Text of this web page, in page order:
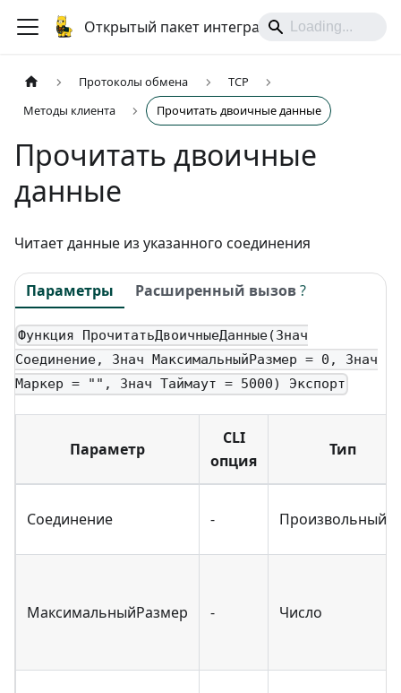
Открытый пакет интеграций
Протоколы обмена
TCP
Методы клиента
Прочитать двоичные данные
Прочитать двоичные
данные
Читает данные из указанного соединения
Параметры Расширенный вызов?
Функция ПрочитатьДвоичныеДанные(Знач
Соединение, Знач МаксимальныйРазмер = 0, Знач
Маркер = "", Знач Таймаут = 5000) Экспорт
Параметр
CLI
опция
Тип
Соединение - Произвольный
МаксимальныйРазмер - Число